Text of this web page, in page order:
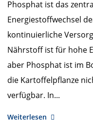
Phosphat ist das
Energiestoffwechsel
kontinuierliche
Nährstoff ist für hohe
aber Phosphat ist im
die Kartoffelpflanze
verfügbar. In...
Weiterlesen